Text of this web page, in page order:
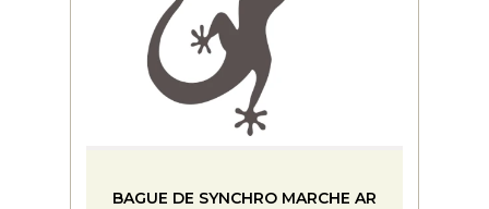
BAGUE DE SYNCHRO MARCHE AR